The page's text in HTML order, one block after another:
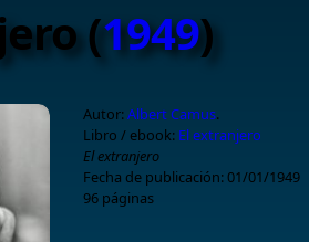
(1949)
Autor:Albert Camus.
Libro / ebook: El extranjero
El extranjero
Fecha de publicación: 01/01/1949
96 páginas